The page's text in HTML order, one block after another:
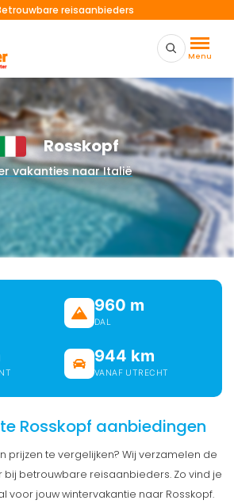
Menu
reisaanbieders
Rosskopf
vakanties naar Italië
960 m
DAL
944 km
VANAF UTRECHT
Rosskopf aanbiedingen
prijzen te vergelijken? Wij verzamelen de
betrouwbare reisaanbieders. Zo vind je
voor jouw wintervakantie naar Rosskopf.